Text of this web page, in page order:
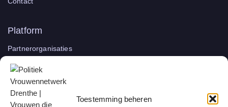
Toestemming beheren
Platform
Partnerorganisaties
Account aanmaken
Inloggen
Wachtwoord herstellen